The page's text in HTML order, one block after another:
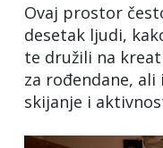
Ovaj prostor
desetak ljudi,
te družili na
za rođendane,
skijanje i